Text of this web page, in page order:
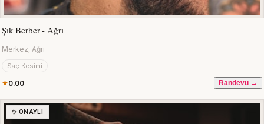
Şık Berber - Ağrı
Merkez, Ağrı
Saç Kesimi
0.00 Randevu →
✨ ONAYLI